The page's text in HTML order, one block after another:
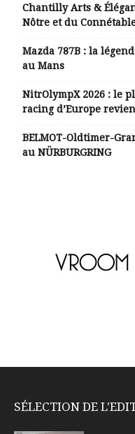
Chantilly Arts &
Nôtre et du
Mazda 787B : la
au Mans
NitrOlympX 2026 : le
racing d’Europe
BELMOT-Oldtimer-
au NÜRBURGRING
SÉLECTION DE